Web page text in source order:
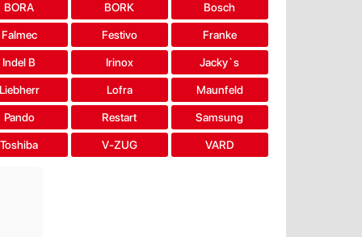
BORA BORK Bosch
Falmec Festivo Franke
Indel B Irinox Jacky`s
Liebherr Lofra Maunfeld
Pando Restart Samsung
Toshiba V-ZUG VARD